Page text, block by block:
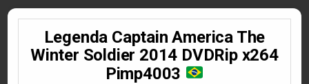
Legenda Captain America The
Winter Soldier 2014 DVDRip x264
Pimp4003